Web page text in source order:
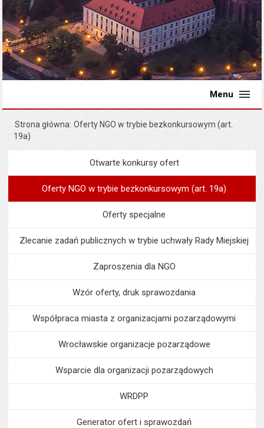
Menu
Strona główna Oferty NGO w trybie bezkonkursowym (art.
19a)
MenuOrganizacje pozarządowe
Otwarte konkursy ofert
Oferty NGO w trybie bezkonkursowym (art. 19a)
Oferty specjalne
Zlecanie zadań publicznych w trybie uchwały Rady Miejskiej
Zaproszenia dla NGO
Wzór oferty, druk sprawozdania
Współpraca miasta z organizacjami pozarządowymi
Wrocławskie organizacje pozarządowe
Wsparcie dla organizacji pozarządowych
WRDPP
Generator ofert i sprawozdań